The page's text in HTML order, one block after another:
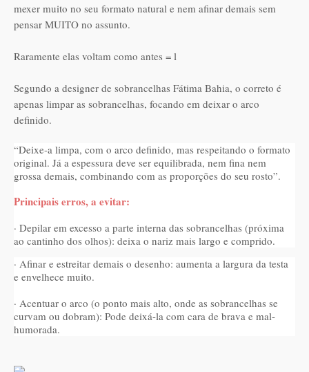
mexer muito no seu formato natural e nem afinar demais sem
pensar MUITO no assunto.
Raramente elas voltam como antes = l
Segundo a designer de sobrancelhas Fátima Bahia, o correto é
apenas limpar as sobrancelhas, focando em deixar o arco
definido.
“Deixe-a limpa, com o arco definido, mas respeitando o formato
original. Já a espessura deve ser equilibrada, nem fina nem
grossa demais, combinando com as proporções do seu rosto”.
Principais erros, a evitar:
· Depilar em excesso a parte interna das sobrancelhas (próxima
ao cantinho dos olhos): deixa o nariz mais largo e comprido.
· Afinar e estreitar demais o desenho: aumenta a largura da testa
e envelhece muito.
· Acentuar o arco (o ponto mais alto, onde as sobrancelhas se
curvam ou dobram): Pode deixá-la com cara de brava e mal-
humorada.